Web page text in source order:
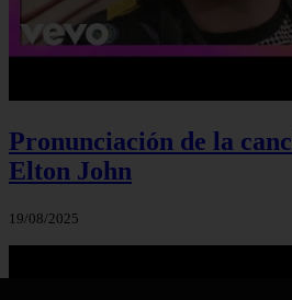
Pronunciación de la
Elton John
19/08/2025